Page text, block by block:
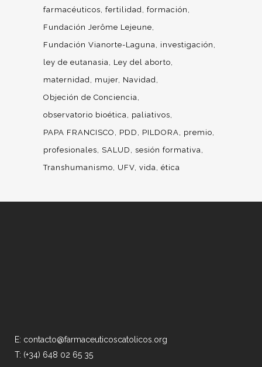
farmacéuticos fertilidad formación
Fundación Jerôme Lejeune
Fundación Vianorte-Laguna
investigación
ley de eutanasia
Ley del aborto
maternidad
mujer Navidad
Objeción de Conciencia
observatorio bioética
paliativos
PAPA FRANCISCO
PDD PILDORA
premio
profesionales
SALUD
sesión formativa
Transhumanismo
UFV vida ética
E: contacto@farmaceuticoscatolicos.org
T: (+34) 648 02 65 35